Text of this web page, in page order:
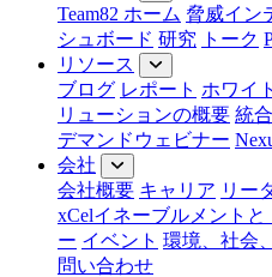
Team82 ホーム 脅威イン
シュボード 研究 トーク
リソース
ブログ レポート ホワイ
リューションの概要 統
デマンドウェビナー
会社
会社概要 キャリア リー
xCelイネーブルメント
ー イベント 環境、社会
問い合わせ